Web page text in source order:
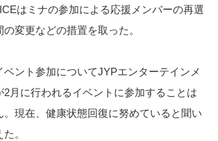
はミナの参加による応援メンバーの再選
変更などの措置を取った。
ベント参加についてJYPエンターテインメ
2月に行われるイベントに参加することは
。現在、健康状態回復に努めていると聞い
。